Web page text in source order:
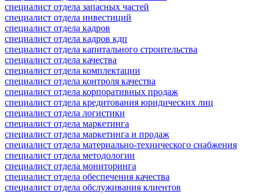
специалист отдела запасных частей
специалист отдела инвестиций
специалист отдела кадров
специалист отдела кадров кдп
специалист отдела капитального строительства
специалист отдела качества
специалист отдела комплектации
специалист отдела контроля качества
специалист отдела корпоративных продаж
специалист отдела кредитования юридических лиц
специалист отдела логистики
специалист отдела маркетинга
специалист отдела маркетинга и продаж
специалист отдела материально-технического снабжения
специалист отдела методологии
специалист отдела мониторинга
специалист отдела обеспечения качества
специалист отдела обслуживания клиентов